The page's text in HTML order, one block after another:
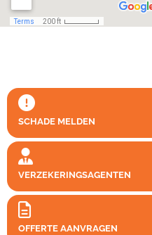
SCHADE MELDEN
VERZEKERINGSAGENTEN
OFFERTE AANVRAGEN